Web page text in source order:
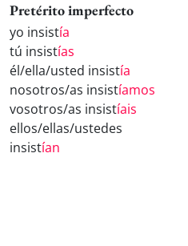
Pretérito imperfecto
yo insistía
tú insistías
él/ella/usted insistía
nosotros/as insistíamos
vosotros/as insistíais
ellos/ellas/ustedes
insistían